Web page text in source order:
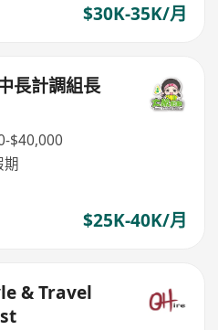
$30K-35K/月
長計調組長
$40,000
期
$25K-40K/月
& Travel